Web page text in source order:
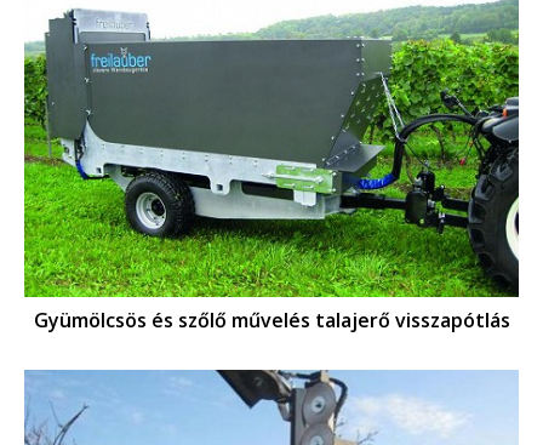
Gyümölcsös és szőlő művelés talajerő visszapótlás